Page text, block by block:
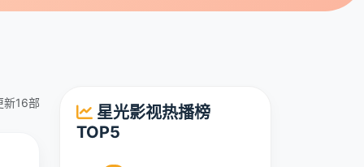
新16部
星光影视热播榜
TOP5